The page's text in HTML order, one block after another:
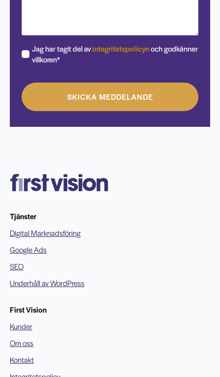
Jag har tagit del avintegritetspolicynoch godkänner
villkoren*
SKICKA MEDDELANDE
Tjänster
Digital Marknadsföring
Google Ads
SEO
Underhåll av WordPress
First Vision
Kunder
Om oss
Kontakt